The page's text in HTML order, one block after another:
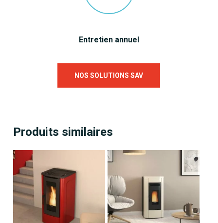
Entretien annuel
NOS SOLUTIONS SAV
Produits similaires